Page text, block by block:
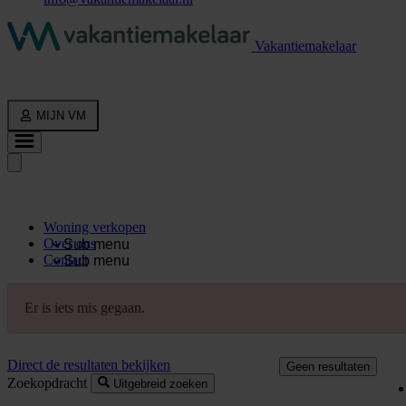
Vakantiemakelaar
MIJN VM
Woning verkopen
Sub menu
Over ons
Sub menu
Contact
Er is iets mis gegaan.
Direct de resultaten bekijken
Zoekopdracht
Uitgebreid zoeken
Geen resultaten